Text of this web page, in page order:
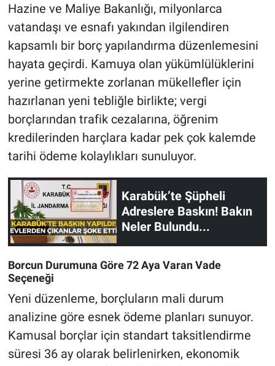
Hazine ve Maliye Bakanlığı, milyonlarca
vatandaşı ve esnafı yakından ilgilendiren
kapsamlı bir borç yapılandırma düzenlemesini
hayata geçirdi. Kamuya olan yükümlülüklerini
yerine getirmekte zorlanan mükellefler için
hazırlanan yeni tebliğle birlikte; vergi
borçlarından trafik cezalarına, öğrenim
kredilerinden harçlara kadar pek çok kalemde
tarihi ödeme kolaylıkları sunuluyor.
Karabük’te Şüpheli
Adreslere Baskın! Bakın
Neler Bulundu...
Borcun Durumuna Göre 72 Aya Varan Vade
Seçeneği
Yeni düzenleme, borçluların mali durum
analizine göre esnek ödeme planları sunuyor.
Kamusal borçlar için standart taksitlendirme
süresi 36 ay olarak belirlenirken, ekonomik